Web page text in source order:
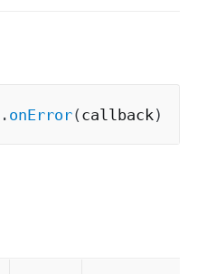
. onError( callback )